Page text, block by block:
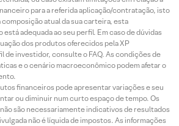
para a referida aplicação/contratação, isto
atual da sua carteira, esta
adequada ao seu perfil. Em caso de dúvidas
dos produtos oferecidos pela XP
de investidor, consulte o FAQ. As condições de
e o cenário macroeconômico podem afetar o
financeiros pode apresentar variações e seu
ou diminuir num curto espaço de tempo. Os
são necessariamente indicativos de resultados
não é líquida de impostos. As informações